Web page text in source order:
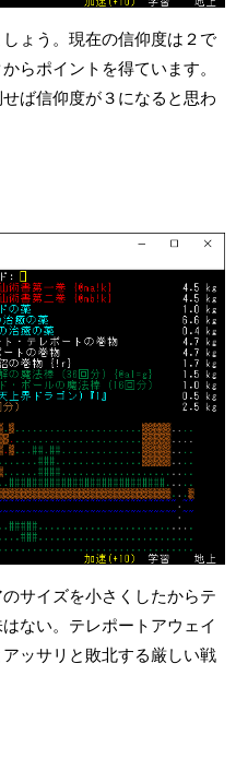
ょう。現在の信仰度は２で
らポイントを得ています。
ば信仰度が３になると思わ
サイズを小さくしたからテ
ない。テレポートアウェイ
ッサリと敗北する厳しい戦